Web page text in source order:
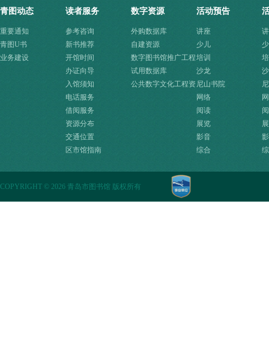
青图动态
重要通知
青图U书
业务建设
读者服务
参考咨询
新书推荐
开馆时间
办证向导
入馆须知
电话服务
借阅服务
资源分布
交通位置
区市馆指南
数字资源
外购数据库
自建资源
数字图书馆推广工程
资源
试用数据库
公共数字文化工程资
活动预告
讲座
少儿
培训
沙龙
尼山书院
网络
阅读
展览
影音
综合
COPYRIGHT © 2026 青岛市图书馆 版权所有